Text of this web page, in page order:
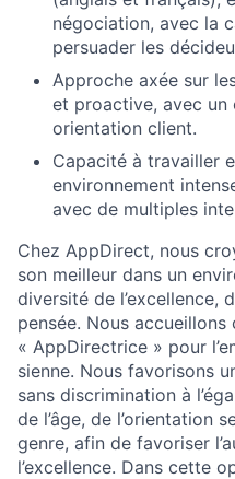
négociation, avec la
persuader les
Approche axée sur
et proactive, avec un
orientation client.
Capacité à travailler
environnement
avec de multiples
Chez AppDirect, nous
son meilleur dans un
diversité de l’excellence,
pensée. Nous
« AppDirectrice » pour
sienne. Nous favorisons
sans discrimination à
de l’âge, de l’orientation
genre, afin de favoriser
l’excellence. Dans cette